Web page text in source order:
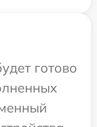
готово